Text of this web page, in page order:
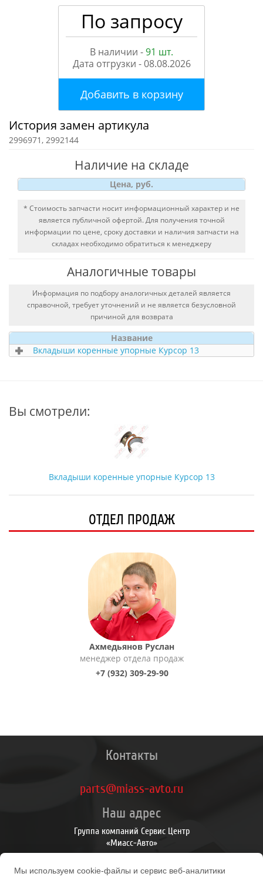
По запросу
В наличии -91 шт.
Дата отгрузки -08.08.2026
Добавить в корзину
История замен артикула
2996971, 2992144
Наличие на складе
Цена, руб.
* Стоимость запчасти носит информационный характер и не
является публичной офертой. Для получения точной
информации по цене, сроку доставки и наличия запчасти на
складах необходимо обратиться к менеджеру
Аналогичные товары
Информация по подбору аналогичных деталей является
справочной, требует уточнений и не является безусловной
причиной для возврата
Название
Вкладыши коренные упорные Курсор 13
Вы смотрели:
Вкладыши коренные упорные Курсор 13
ОТДЕЛ ПРОДАЖ
Ахмедьянов Руслан
менеджер отдела продаж
+7 (932) 309-29-90
Контакты
parts@miass-avto.ru
Наш адрес
Группа компаний Сервис Центр
«Миасс-Авто»
Личный Кабинет
Мы используем cookie-файлы и сервис веб-аналитики